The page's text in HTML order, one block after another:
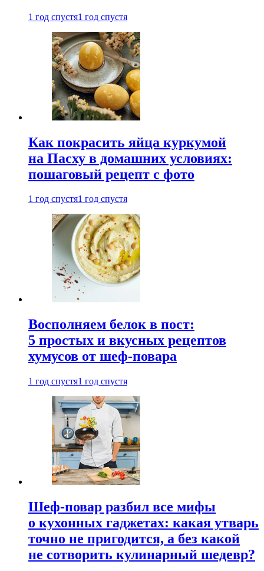
1 год спустя1 год спустя
Как покрасить яйца куркумой
на Пасху в домашних условиях:
пошаговый рецепт с фото
1 год спустя1 год спустя
Восполняем белок в пост:
5 простых и вкусных рецептов
хумусов от шеф-повара
1 год спустя1 год спустя
Шеф-повар разбил все мифы
о кухонных гаджетах: какая утварь
точно не пригодится, а без какой
не сотворить кулинарный шедевр?